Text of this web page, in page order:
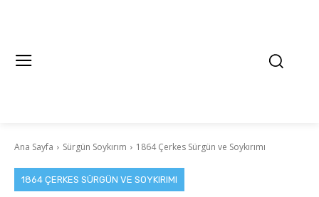
Ana Sayfa Sürgün Soykırım 1864 Çerkes Sürgün ve Soykırımı
1864 ÇERKES SÜRGÜN VE SOYKIRIMI